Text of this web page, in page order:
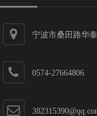
宁波市桑田路华
0574-27664806